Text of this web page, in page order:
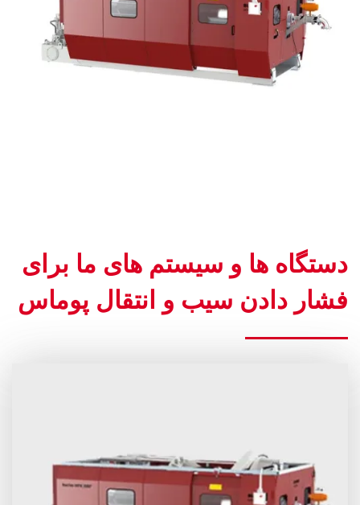
دستگاه ها و سیستم های ما برای
فشار دادن سیب و انتقال پوماس